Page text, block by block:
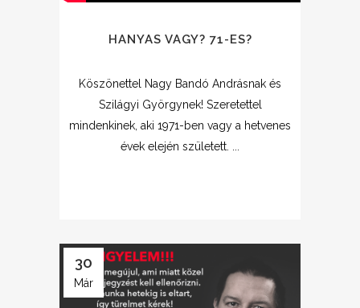
HANYAS VAGY? 71-ES?
Köszönettel Nagy Bandó Andrásnak és
Szilágyi Györgynek! Szeretettel
mindenkinek, aki 1971-ben vagy a hetvenes
évek elején született. ...
30
Már